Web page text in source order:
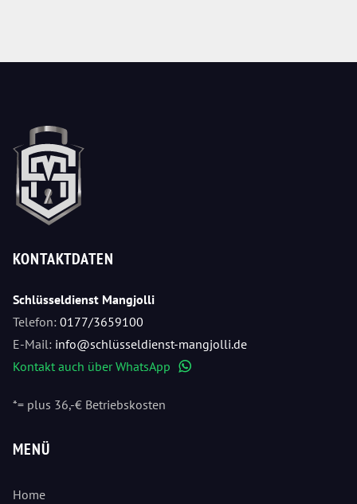
KONTAKTDATEN
Schlüsseldienst Mangjolli
Telefon: 0177/3659100
E-Mail: info@schlüsseldienst-mangjolli.de
Kontakt auch über WhatsApp
*= plus 36,-€ Betriebskosten
MENÜ
Home